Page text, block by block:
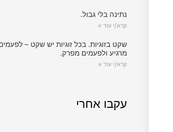
נתינה בלי גבול.
קרא/י עוד »
שקט בזוגיות. בכל זוגיות יש שקט –
מרגיע ולפעמים מפרק.
קרא/י עוד »
עקבו אחרי